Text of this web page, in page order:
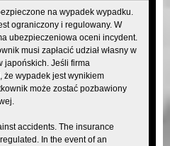
na wypadek wypadku.
ograniczony i regulowany. W
ubezpieczeniowa oceni incydent.
musi zapłacić udział własny w
japońskich. Jeśli firma
że wypadek jest wynikiem
może zostać pozbawiony
accidents. The insurance
In the event of an